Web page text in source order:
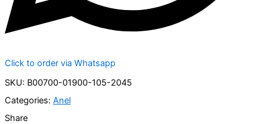
Click to order via Whatsapp
SKU: B00700-01900-105-2045
Categories: Anel
Share